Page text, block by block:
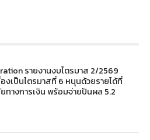
รายงานงบไตรมาส 2/2569
องเป็นไตรมาสที่ 6 หนุนด้วยรายได้ที่
ทางการเงิน พร้อมจ่ายปันผล 5.2